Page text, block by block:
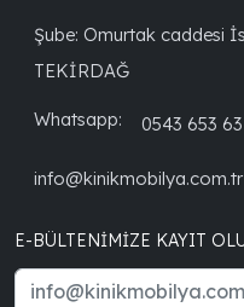
Şube: Omurtak caddesi
TEKİRDAĞ
Whatsapp: 0543 653
info@kinikmobilya.com.tr
E-BÜLTENIMIZE KAYIT